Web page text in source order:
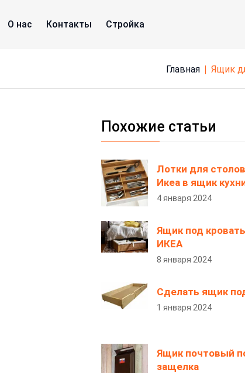
О нас Контакты Стройка
Главная ящик
Похожие статьи
Лотки для
Икеа в ящик
4 января 2024
Ящик под
ИКЕА
8 января 2024
Сделать ящик
1 января 2024
Ящик почтовый
защелка